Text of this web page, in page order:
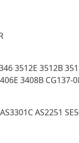
3512E 3512B
3408B CG137-
AS2251